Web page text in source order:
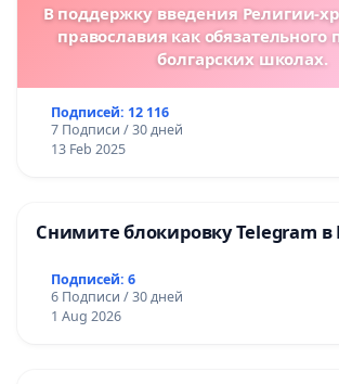
В поддержку введения Религии-
православия как обязательного
болгарских школах.
Подписей: 12 116
7 Подписи / 30 дней
13 Feb 2025
Снимите блокировку Telegram в
Подписей: 6
6 Подписи / 30 дней
1 Aug 2026